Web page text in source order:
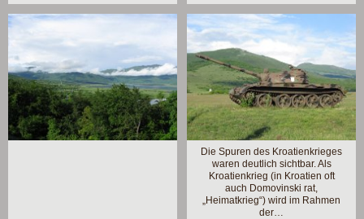
Die Spuren des Kroatienkrieges
waren deutlich sichtbar. Als
Kroatienkrieg (in Kroatien oft
auch Domovinski rat,
„Heimatkrieg“) wird im Rahmen
der…